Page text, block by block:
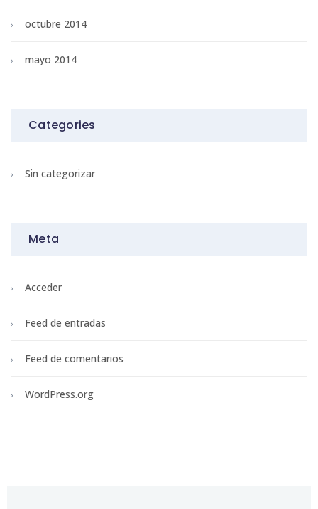
octubre 2014
mayo 2014
Categories
Sin categorizar
Meta
Acceder
Feed de entradas
Feed de comentarios
WordPress.org